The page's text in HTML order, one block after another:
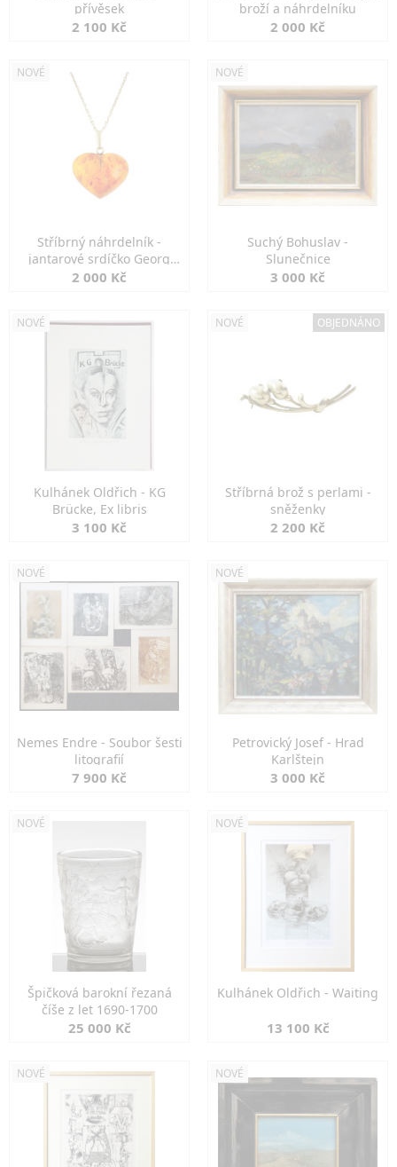
přívěsek
2 100 Kč
broží a náhrdelníku
2 000 Kč
NOVÉ
Stříbrný náhrdelník -
jantarové srdíčko Georg
Kramer
2 000 Kč
NOVÉ
Suchý Bohuslav -
Slunečnice
3 000 Kč
NOVÉ
Kulhánek Oldřich - KG
Brücke, Ex libris
3 100 Kč
NOVÉ OBJEDNÁNO
Stříbrná brož s perlami -
sněženky
2 200 Kč
NOVÉ
Nemes Endre - Soubor šesti
litografií
7 900 Kč
NOVÉ
Petrovický Josef - Hrad
Karlštejn
3 000 Kč
NOVÉ
Špičková barokní řezaná
číše z let 1690-1700
25 000 Kč
NOVÉ
Kulhánek Oldřich - Waiting
13 100 Kč
NOVÉ NOVÉ